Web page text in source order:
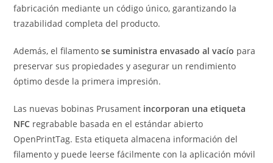
fabricación mediante un código único, garantizando la
trazabilidad completa del producto.
Además, el filamentose suministra envasado al vacío para
preservar sus propiedades y asegurar un rendimiento
óptimo desde la primera impresión.
Las nuevas bobinas Prusament incorporan una etiqueta
NFC regrabable basada en el estándar abierto
OpenPrintTag. Esta etiqueta almacena información del
filamento y puede leerse fácilmente con la aplicación móvil